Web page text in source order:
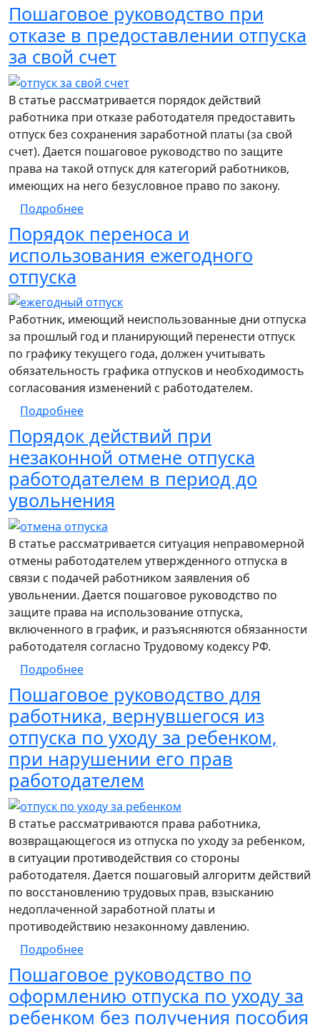
Пошаговое руководство при
отказе в предоставлении отпуска
за свой счет
В статье рассматривается порядок действий
работника при отказе работодателя предоставить
отпуск без сохранения заработной платы (за свой
счет). Дается пошаговое руководство по защите
права на такой отпуск для категорий работников,
имеющих на него безусловное право по закону.
Подробнеео Пошаговое руководство при отказе в
Порядок переноса и
использования ежегодного
отпуска
Работник, имеющий неиспользованные дни отпуска
за прошлый год и планирующий перенести отпуск
по графику текущего года, должен учитывать
обязательность графика отпусков и необходимость
согласования изменений с работодателем.
Подробнеео Порядок переноса и использования
Порядок действий при
незаконной отмене отпуска
работодателем в период до
увольнения
В статье рассматривается ситуация неправомерной
отмены работодателем утвержденного отпуска в
связи с подачей работником заявления об
увольнении. Дается пошаговое руководство по
защите права на использование отпуска,
включенного в график, и разъясняются обязанности
работодателя согласно Трудовому кодексу РФ.
Подробнеео Порядок действий при незаконной
Пошаговое руководство для
работника, вернувшегося из
отпуска по уходу за ребенком,
при нарушении его прав
работодателем
В статье рассматриваются права работника,
возвращающегося из отпуска по уходу за ребенком,
в ситуации противодействия со стороны
работодателя. Дается пошаговый алгоритм действий
по восстановлению трудовых прав, взысканию
недоплаченной заработной платы и
противодействию незаконному давлению.
Подробнеео Пошаговое руководство для
Пошаговое руководство по
оформлению отпуска по уходу за
ребенком без получения пособия